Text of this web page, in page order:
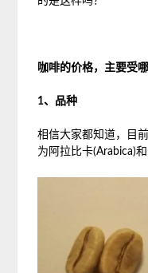
咖啡的价格，主要受
1、品种
相信大家都知道，目
为阿拉比卡(Arabica)